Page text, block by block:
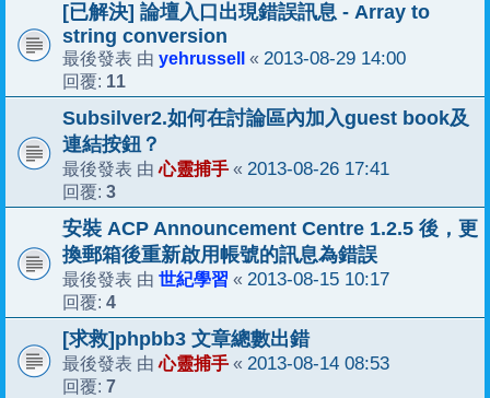
[已解決] 論壇入口出現錯誤訊息 - Array to
string conversion
最後發表 由 yehrussell « 2013-08-29 14:00
回覆: 11
Subsilver2.如何在討論區內加入guest book及
連結按鈕？
最後發表 由心靈捕手 « 2013-08-26 17:41
回覆: 3
安裝 ACP Announcement Centre 1.2.5 後，更
換郵箱後重新啟用帳號的訊息為錯誤
最後發表 由 世紀學習 « 2013-08-15 10:17
回覆: 4
[求救]phpbb3 文章總數出錯
最後發表 由心靈捕手 « 2013-08-14 08:53
回覆: 7